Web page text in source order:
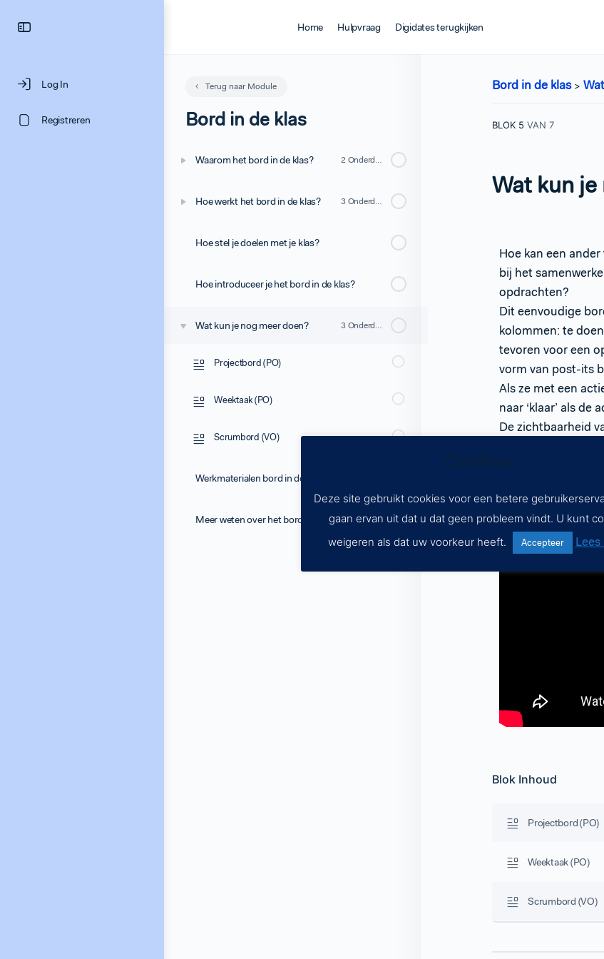
Log In
Registreren
Home Hulpvraag Digidates terugkijken
Terug naar Module
Bord in de klas
Waarom het bord in de klas? 2 Onderdelen
Hoe werkt het bord in de klas? 3 Onderdelen
Hoe stel je doelen met je klas?
Hoe introduceer je het bord in de klas?
Wat kun je nog meer doen? 3 Onderdelen
Projectbord (PO)
Weektaak (PO)
Scrumbord (VO)
Werkmaterialen bord in de klas
Meer weten over het bord in de klas?
Bord in de klas
BLOK 5 VAN 7
Wat kun
Hoe kan een
bij het
opdrachten?
Dit eenvoudige
kolommen: te
tevoren voor een
vorm van post-its
Als ze met een
naar ‘klaar’ als de
De zichtbaarheid
voortgang te
na de afronding van
Blok Inhoud
Projectbord (PO)
Weektaak (PO)
Scrumbord (VO)
Cookies
Deze site gebruikt cookies voor een betere
gaan ervan uit dat u dat geen probleem vindt. U kunt
weigeren als dat uw voorkeur heeft.
Accepteer